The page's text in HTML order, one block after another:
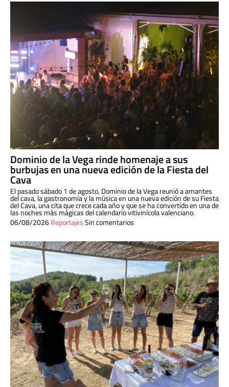
Dominio de la Vega rinde homenaje a sus
burbujas en una nueva edición de la Fiesta del
Cava
El pasado sábado 1 de agosto, Dominio de la Vega reunió a amantes
del cava, la gastronomía y la música en una nueva edición de su Fiesta
del Cava, una cita que crece cada año y que se ha convertido en una de
las noches más mágicas del calendario vitivinícola valenciano.
06/08/2026ReportajesSin comentarios